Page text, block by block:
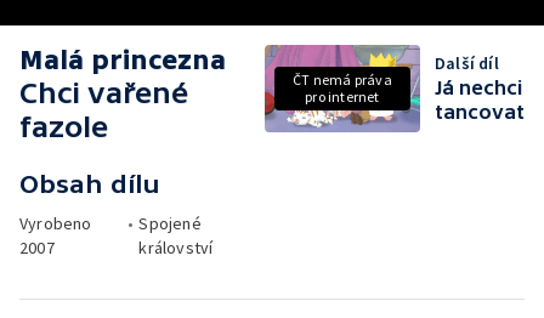
Malá princezna
Chci vařené
fazole
Obsah dílu
Vyrobeno
2007
• Spojené
království
ČT nemá práva
pro internet
Další díl
Já nechci
tancovat